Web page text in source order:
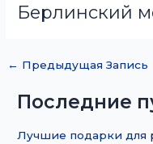
Берлинский
← Предыдущая Запись
Последние
Лучшие подарки для